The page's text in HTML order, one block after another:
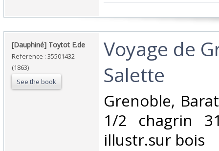
‎[Dauphiné] Toytot E.de ‎
Reference : 35501432
(1863)
See the book
‎Voyage de
Salette‎
‎Grenoble,
1/2 chagrin
illustr.sur bois‎